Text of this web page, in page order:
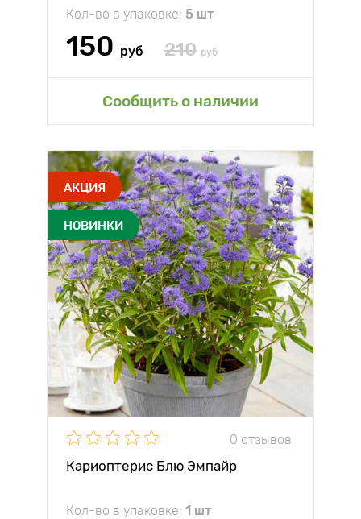
Кол-во в упаковке: 5 шт
150 руб 210 руб
Сообщить о наличии
АКЦИЯ
НОВИНКИ
0 отзывов
Кариоптерис Блю Эмпайр
Кол-во в упаковке: 1 шт